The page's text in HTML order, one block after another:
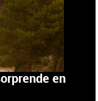
en